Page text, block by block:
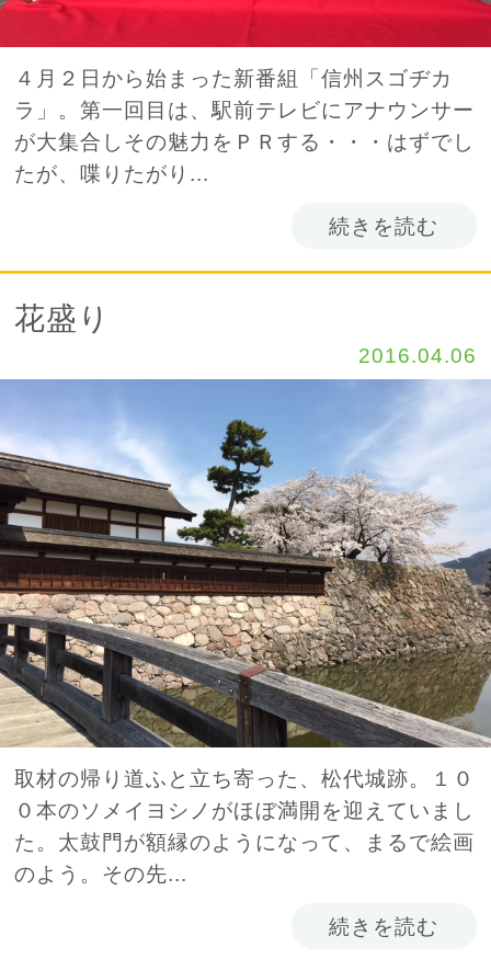
４月２日から始まった新番組「信州スゴヂカ
ラ」。第一回目は、駅前テレビにアナウンサー
が大集合しその魅力をＰＲする・・・はずでし
たが、喋りたがり...
続きを読む
花盛り
2016.04.06
取材の帰り道ふと立ち寄った、松代城跡。１０
０本のソメイヨシノがほぼ満開を迎えていまし
た。太鼓門が額縁のようになって、まるで絵画
のよう。その先...
続きを読む